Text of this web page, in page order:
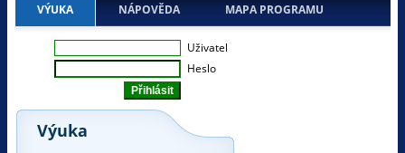
VÝUKA NÁPOVĚDA MAPA PROGRAMU
Uživatel
Heslo
Výuka